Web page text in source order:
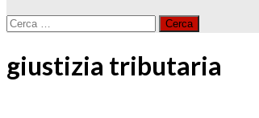
Ricerca
giustizia tributaria